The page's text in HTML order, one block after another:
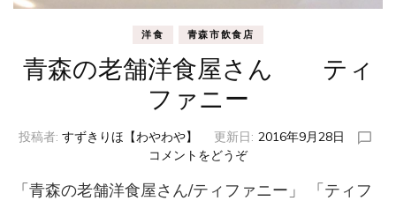
洋食 青森市飲食店
青森の老舗洋食屋さん ティ
ファニー
投稿者: すずきりほ【わやわや】 更新日: 2016年9月28日
コメントをどうぞ(青
の
「青森の老舗洋食屋さん/ティファニー」 「ティフ